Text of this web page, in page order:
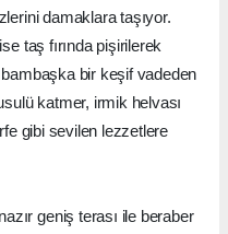
damaklara taşıyor.
taş fırında pişirilerek
bir keşif vadeden
katmer, irmik helvası
gibi sevilen lezzetlere
geniş terası ile beraber